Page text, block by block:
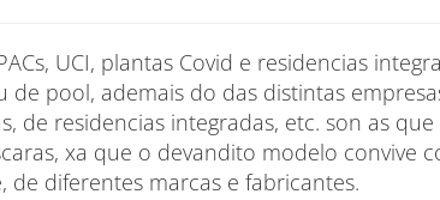
UCI, plantas Covid e residencias
de pool, ademais do das distintas
de residencias integradas, etc. son as
xa que o devandito modelo convive
de diferentes marcas e fabricantes.